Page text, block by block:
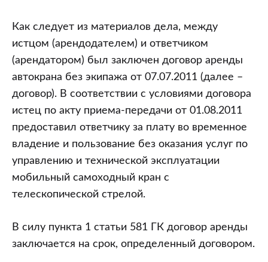
Как следует из материалов дела, между
истцом (арендодателем) и ответчиком
(арендатором) был заключен договор аренды
автокрана без экипажа от 07.07.2011 (далее –
договор). В соответствии с условиями договора
истец по акту приема-передачи от 01.08.2011
предоставил ответчику за плату во временное
владение и пользование без оказания услуг по
управлению и технической эксплуатации
мобильный самоходный кран с
телескопической стрелой.
В силу пункта 1 статьи 581 ГК договор аренды
заключается на срок, определенный договором.